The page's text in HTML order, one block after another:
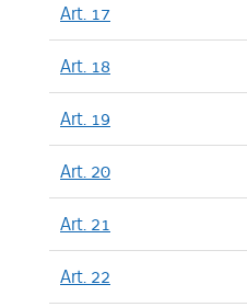
Art. 17
Art. 18
Art. 19
Art. 20
Art. 21
Art. 22